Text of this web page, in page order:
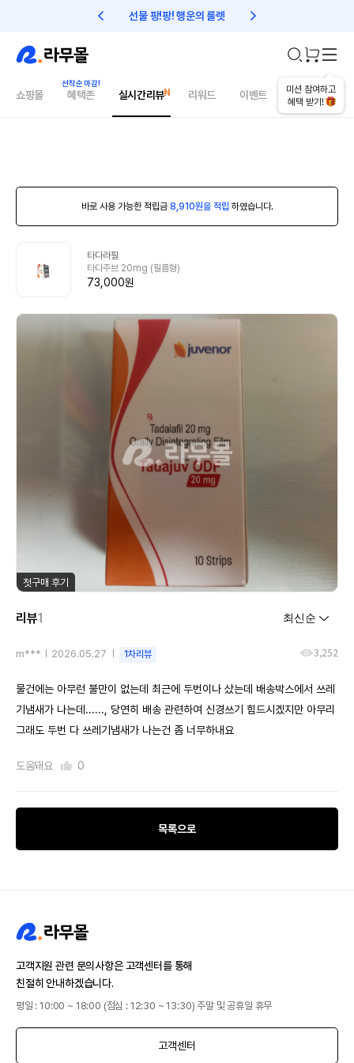
선물 팡!팡! 행운의 룰렛 친구초대 1만원 리워드!
미션 참여하고
혜택 받기!
쇼핑몰 혜택존 실시간리뷰 리워드 이벤트 건강매거진
바로 사용 가능한 적립금 8,910원을 적립 하였습니다.
타다라필
타다주브 20mg (필름형)
73,000원
첫구매 후기
리뷰1
m*** 2026.05.27 1차리뷰 3,252
물건에는 아무런 불만이 없는데 최근에 두번이나 샀는데 배송박스에서 쓰레
기냄새가 나는데......, 당연히 배송 관련하여 신경쓰기 힘드시겠지만 아무리
그래도 두번 다 쓰레기냄새가 나는건 좀 너무하내요
도움돼요 0
목록으로
고객지원 관련 문의사항은 고객센터를 통해
친절히 안내하겠습니다.
평일 : 10:00 ~ 18:00 (점심 : 12:30 ~ 13:30) 주말 및 공휴일 휴무
고객센터